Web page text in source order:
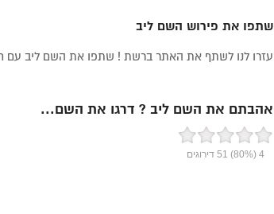
שתפו את פירוש השם ליב
עזרו לנו לשתף את האתר ברשת ! שתפו את השם ליב עם
אהבתם את השם ליב ? דרגו את השם...
4
(80%)
51 דירוגים